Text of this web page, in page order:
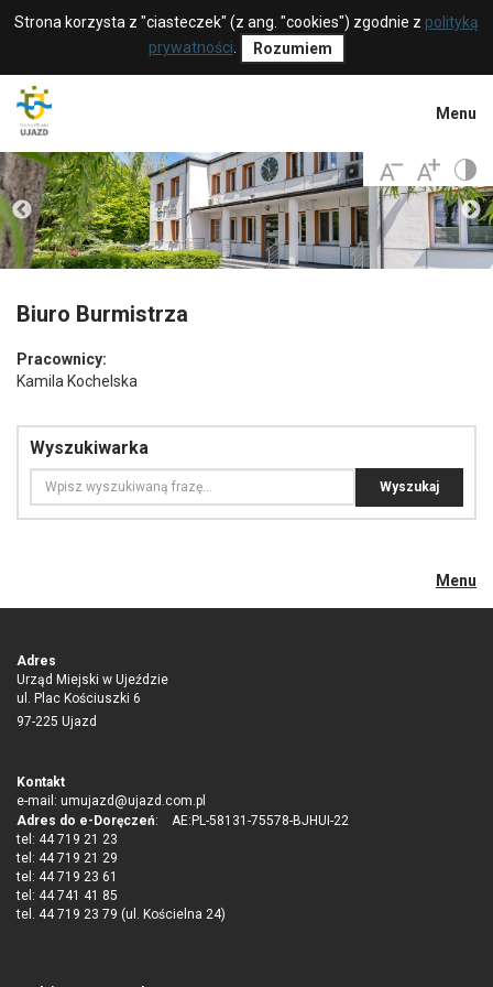
Strona korzysta z "ciasteczek" (z ang. "cookies") zgodnie z polityką
prywatności
Rozumiem
Menu
Biuro Burmistrza
Pracownicy:
Kamila Kochelska
Wyszukiwarka
Menu
Adres
Urząd Miejski w Ujeździe
ul. Plac Kościuszki 6
97-225 Ujazd
Kontakt
e-mail: umujazd@ujazd.com.pl
Adres do e-Doręczeń: AE:PL-58131-75578-BJHUI-22
tel: 44 719 21 23
tel: 44 719 21 29
tel: 44 719 23 61
tel: 44 741 41 85
tel. 44 719 23 79 (ul. Kościelna 24)